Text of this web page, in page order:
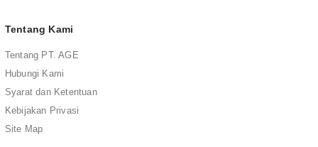
Tentang Kami
Tentang PT. AGE
Hubungi Kami
Syarat dan Ketentuan
Kebijakan Privasi
Site Map